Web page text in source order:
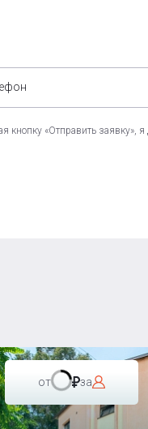
кнопку «Отправить заявку», я
от за